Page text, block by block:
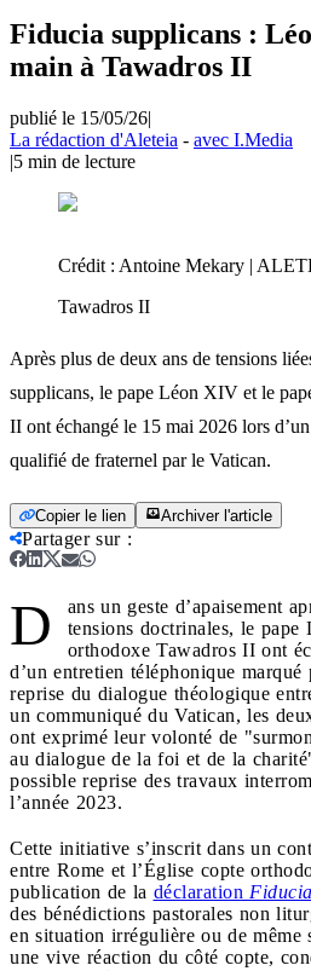
Fiducia supplicans :
main à Tawadros II
publié le 15/05/26|
La rédaction d'Aleteia - avec I.Media
|5 min de lecture
Crédit : Antoine Mekary |
Tawadros II
Après plus de deux ans de tensions
supplicans, le pape Léon XIV et le
II ont échangé le 15 mai 2026 lors
qualifié de fraternel par le Vatican.
Copier le lien Archiver l'article
Partager sur:
D
ans un geste d’apaisement
tensions doctrinales, le
orthodoxe Tawadros II ont
d’un entretien téléphonique
reprise du dialogue théologique
un communiqué du Vatican, les
ont exprimé leur volonté de
au dialogue de la foi et de la
possible reprise des travaux
l’année 2023.
Cette initiative s’inscrit dans un
entre Rome et l’Église copte
publication de la déclaration
des bénédictions pastorales non
en situation irrégulière ou de même
une vive réaction du côté copte,